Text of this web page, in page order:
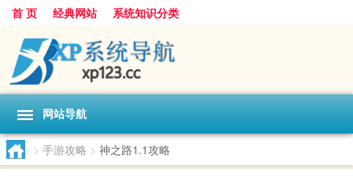
首 页 经典网站 系统知识分类
网站导航
> 手游攻略 > 神之路1.1攻略